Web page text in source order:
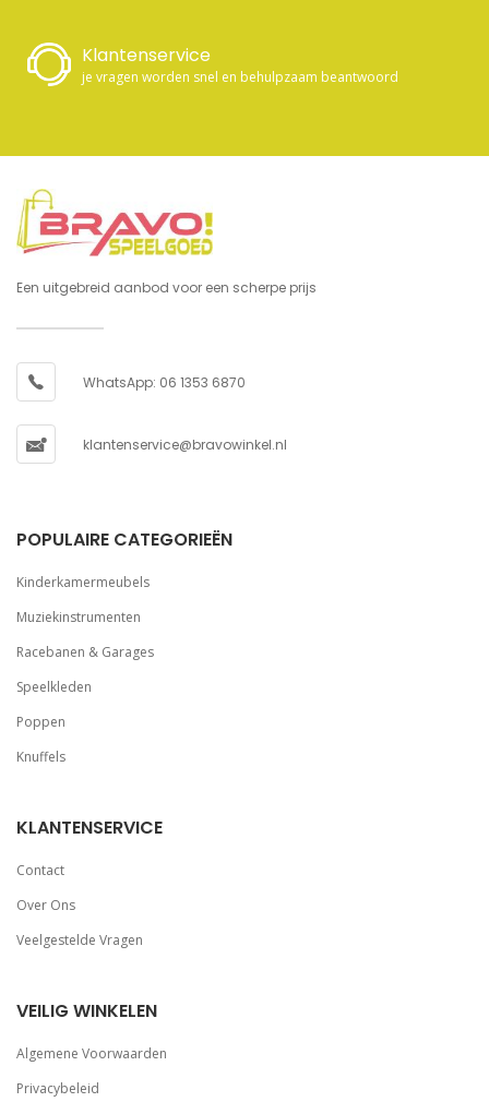
Klantenservice
je vragen worden snel en behulpzaam beantwoord
Een uitgebreid aanbod voor een scherpe prijs
WhatsApp: 06 1353 6870
klantenservice@bravowinkel.nl
POPULAIRE CATEGORIEËN
Kinderkamermeubels
Muziekinstrumenten
Racebanen & Garages
Speelkleden
Poppen
Knuffels
KLANTENSERVICE
Contact
Over Ons
Veelgestelde Vragen
VEILIG WINKELEN
Algemene Voorwaarden
Privacybeleid